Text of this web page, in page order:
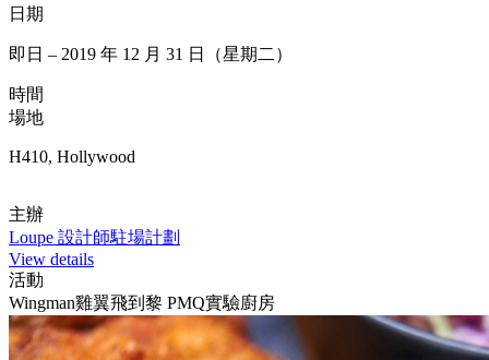
日期
即日 – 2019 年 12 月 31 日（星期二）
時間
場地
H410, Hollywood
主辦
Loupe 設計師駐場計劃
View details
活動
Wingman雞翼飛到黎 PMQ實驗廚房